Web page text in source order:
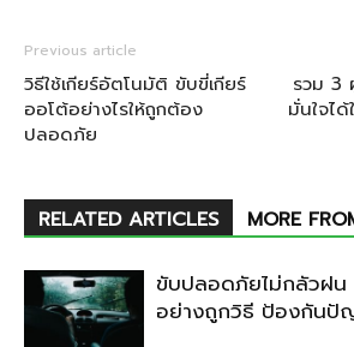
Previous article
วิธีใช้เกียร์อัตโนมัติ ขับขี่เกียร์
ออโต้อย่างไรให้ถูกต้อง
ปลอดภัย
รวม 3
มั่นใจไ
RELATED ARTICLES MORE
ขับปลอดภัยไม่กลัวฝน
อย่างถูกวิธี ป้องกันปั